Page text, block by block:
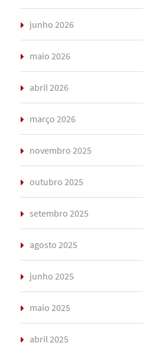
junho 2026
maio 2026
abril 2026
março 2026
novembro 2025
outubro 2025
setembro 2025
agosto 2025
junho 2025
maio 2025
abril 2025